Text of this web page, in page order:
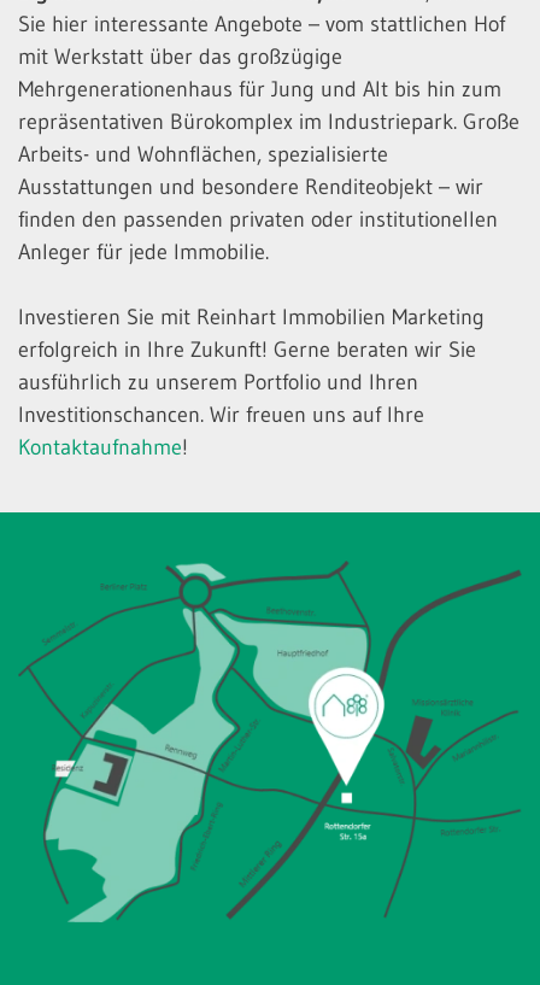
Sie hier interessante Angebote – vom stattlichen Hof
mit Werkstatt über das großzügige
Mehrgenerationenhaus für Jung und Alt bis hin zum
repräsentativen Bürokomplex im Industriepark. Große
Arbeits- und Wohnflächen, spezialisierte
Ausstattungen und besondere Renditeobjekt – wir
finden den passenden privaten oder institutionellen
Anleger für jede Immobilie.
Investieren Sie mit Reinhart Immobilien Marketing
erfolgreich in Ihre Zukunft! Gerne beraten wir Sie
ausführlich zu unserem Portfolio und Ihren
Investitionschancen. Wir freuen uns auf Ihre
Kontaktaufnahme!